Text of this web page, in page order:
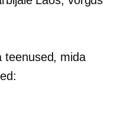
teenused, mida